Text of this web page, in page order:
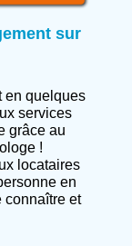
sur
en quelques
services
grâce au
!
locataires
en
connaître et